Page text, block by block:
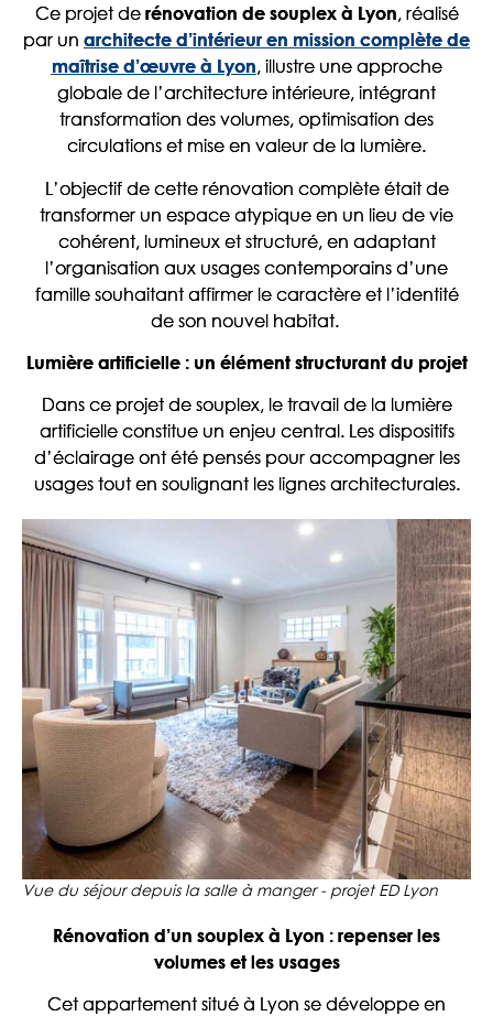
Vue du séjour depuis la salle à manger - projet ED Lyon
Ce projet de rénovation de souplex à Lyon, réalisé
par un architecte d’intérieur en mission complète de
maîtrise d’œuvre à Lyon, illustre une approche
globale de l’architecture intérieure, intégrant
transformation des volumes, optimisation des
circulations et mise en valeur de la lumière.
L’objectif de cette rénovation complète était de
transformer un espace atypique en un lieu de vie
cohérent, lumineux et structuré, en adaptant
l’organisation aux usages contemporains d’une
famille souhaitant affirmer le caractère et l’identité
de son nouvel habitat.
Lumière artificielle : un élément structurant du projet
Dans ce projet de souplex, le travail de la lumière
artificielle constitue un enjeu central. Les dispositifs
d’éclairage ont été pensés pour accompagner les
usages tout en soulignant les lignes architecturales.
Rénovation d’un souplex à Lyon : repenser les
volumes et les usages
Cet appartement situé à Lyon se développe en